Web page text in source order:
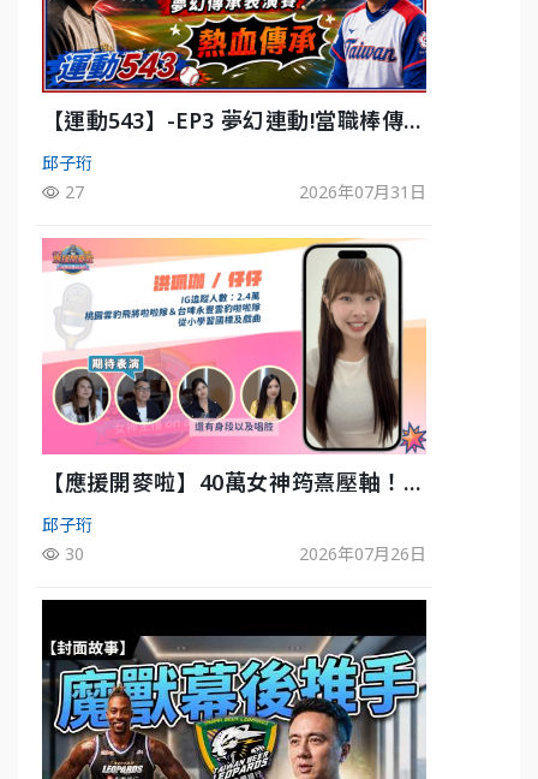
【運動543】-EP3 夢幻連動!當職棒傳奇
遇上台灣女棒 8/29熱血傳承
邱子珩
27
2026年07月31日
【應援開麥啦】40萬女神筠熹壓軸！淘
汰前夕大混戰，蔡尚樺驚艷：一個比一
個會-ep2
邱子珩
30
2026年07月26日